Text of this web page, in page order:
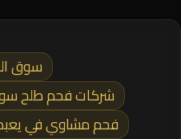
سوق
شركات فحم طلح
فحم مشاوي في